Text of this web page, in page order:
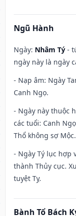
Ngũ Hành
Ngày: Nhâm Tý -
ngày này là ngày
- Nạp âm: Ngày
Canh Ngọ.
- Ngày này thuộc
các tuổi: Canh
Thổ không sợ Mộc.
- Ngày Tý lục hợp
thành Thủy cục.
tuyệt Tỵ.
Bành Tổ Bách